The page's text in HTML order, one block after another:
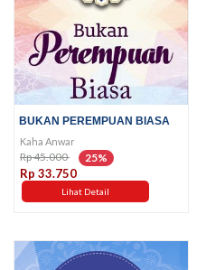
BUKAN PEREMPUAN BIASA
Kaha Anwar
Rp 45.000 25%
Rp 33.750
Lihat Detail